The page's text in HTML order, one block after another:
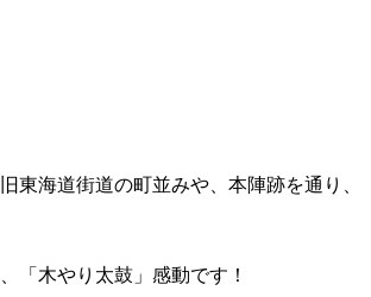
東海道街道の町並みや、本陣跡を通り、
「木やり太鼓」感動です！